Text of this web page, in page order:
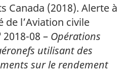
Canada (2018). Alerte à
de l’Aviation civile
2018-08 – Opérations
utilisant des
sur le rendement